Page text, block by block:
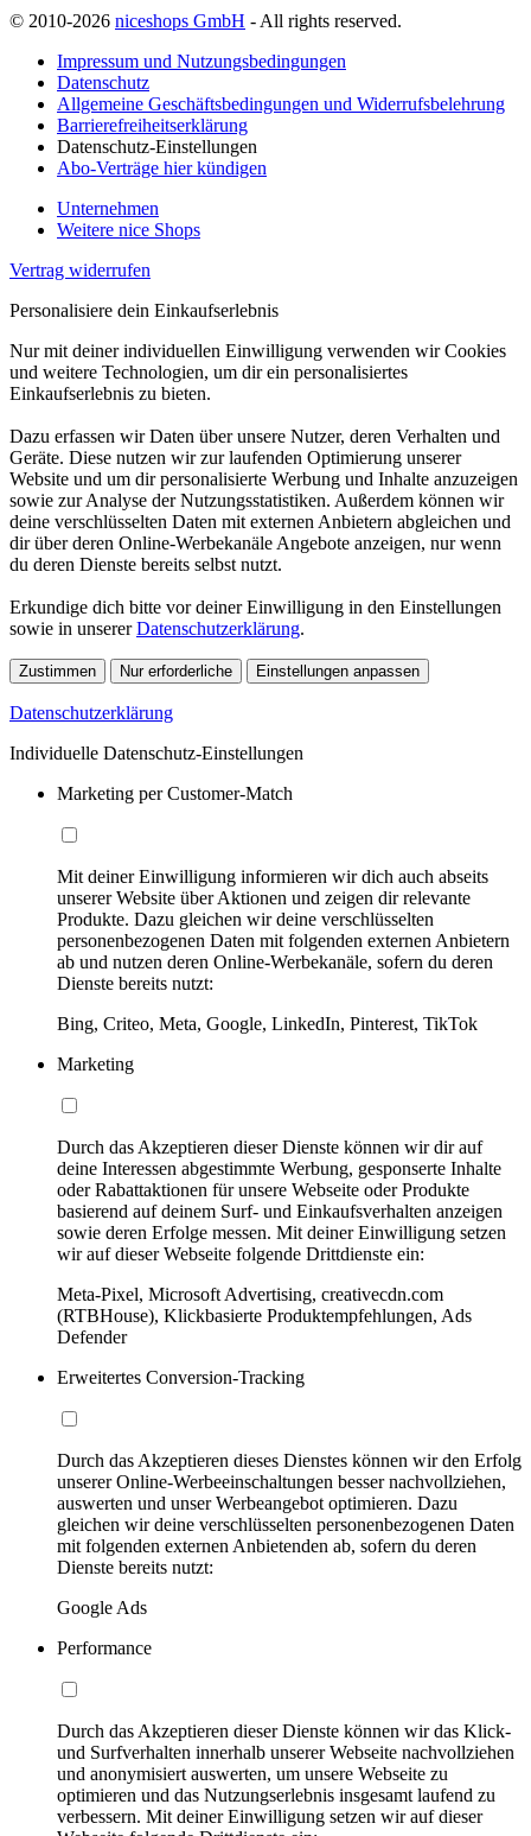
© 2010-2026 niceshops GmbH - All rights reserved.
Impressum und Nutzungsbedingungen
Datenschutz
Allgemeine Geschäftsbedingungen und Widerrufsbelehrung
Barrierefreiheitserklärung
Datenschutz-Einstellungen
Abo-Verträge hier kündigen
Unternehmen
Weitere nice Shops
Vertrag widerrufen
Personalisiere dein Einkaufserlebnis
Nur mit deiner individuellen Einwilligung verwenden wir Cookies
und weitere Technologien, um dir ein personalisiertes
Einkaufserlebnis zu bieten.
Dazu erfassen wir Daten über unsere Nutzer, deren Verhalten und
Geräte. Diese nutzen wir zur laufenden Optimierung unserer
Website und um dir personalisierte Werbung und Inhalte anzuzeigen
sowie zur Analyse der Nutzungsstatistiken. Außerdem können wir
deine verschlüsselten Daten mit externen Anbietern abgleichen und
dir über deren Online-Werbekanäle Angebote anzeigen, nur wenn
du deren Dienste bereits selbst nutzt.
Erkundige dich bitte vor deiner Einwilligung in den Einstellungen
sowie in unsererDatenschutzerklärung.
Zustimmen Nur erforderliche Einstellungen anpassen
Datenschutzerklärung
Individuelle Datenschutz-Einstellungen
Marketing per Customer-Match
Mit deiner Einwilligung informieren wir dich auch abseits
unserer Website über Aktionen und zeigen dir relevante
Produkte. Dazu gleichen wir deine verschlüsselten
personenbezogenen Daten mit folgenden externen Anbietern
ab und nutzen deren Online-Werbekanäle, sofern du deren
Dienste bereits nutzt:
Bing, Criteo, Meta, Google, LinkedIn, Pinterest, TikTok
Marketing
Durch das Akzeptieren dieser Dienste können wir dir auf
deine Interessen abgestimmte Werbung, gesponserte Inhalte
oder Rabattaktionen für unsere Webseite oder Produkte
basierend auf deinem Surf- und Einkaufsverhalten anzeigen
sowie deren Erfolge messen. Mit deiner Einwilligung setzen
wir auf dieser Webseite folgende Drittdienste ein:
Meta-Pixel, Microsoft Advertising, creativecdn.com
(RTBHouse), Klickbasierte Produktempfehlungen, Ads
Defender
Erweitertes Conversion-Tracking
Durch das Akzeptieren dieses Dienstes können wir den Erfolg
unserer Online-Werbeeinschaltungen besser nachvollziehen,
auswerten und unser Werbeangebot optimieren. Dazu
gleichen wir deine verschlüsselten personenbezogenen Daten
mit folgenden externen Anbietenden ab, sofern du deren
Dienste bereits nutzt:
Google Ads
Performance
Durch das Akzeptieren dieser Dienste können wir das Klick-
und Surfverhalten innerhalb unserer Webseite nachvollziehen
und anonymisiert auswerten, um unsere Webseite zu
optimieren und das Nutzungserlebnis insgesamt laufend zu
verbessern. Mit deiner Einwilligung setzen wir auf dieser